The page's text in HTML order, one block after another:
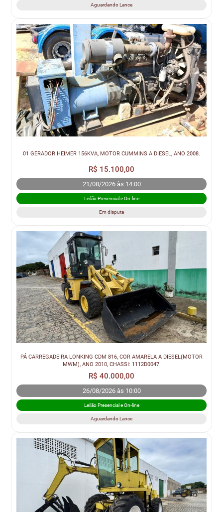
Aguardando Lance
01 GERADOR HEIMER 156KVA, MOTOR CUMMINS A DIESEL, ANO 2008.
R$ 15.100,00
21/08/2026 às 14:00
Leilão Presencial e On-line
Em disputa
PÁ CARREGADEIRA LONKING CDM 816, COR AMARELA A DIESEL(MOTOR
MWM), ANO 2010, CHASSI: 1112D0047.
R$ 40.000,00
26/08/2026 às 10:00
Leilão Presencial e On-line
Aguardando Lance